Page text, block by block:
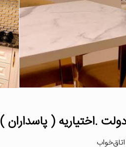
.اختیاریه ( پاسداران )